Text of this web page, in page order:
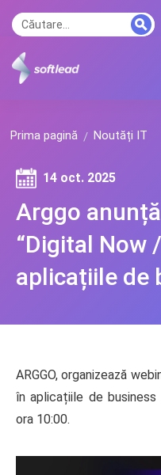
Prima pagină Noutăți IT
Arggo
“Digital Now
aplicațiile de
14 oct. 2025
ARGGO, organizează
în aplicațiile de
ora 10:00.